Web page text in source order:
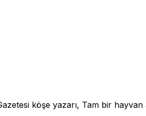
köşe yazarı, Tam bir